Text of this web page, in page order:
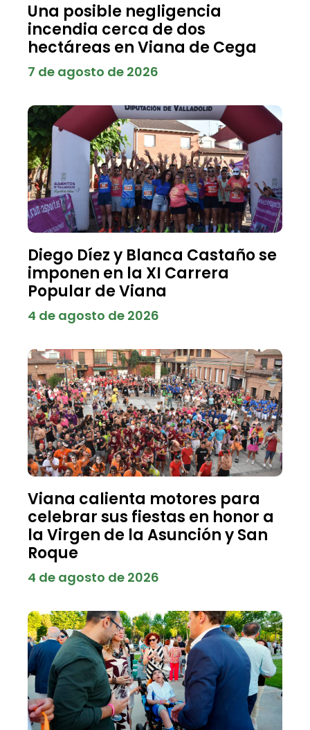
Una posible negligencia
incendia cerca de dos
hectáreas en Viana de Cega
7 de agosto de 2026
Diego Díez y Blanca Castaño se
imponen en la XI Carrera
Popular de Viana
4 de agosto de 2026
Viana calienta motores para
celebrar sus fiestas en honor a
la Virgen de la Asunción y San
Roque
4 de agosto de 2026